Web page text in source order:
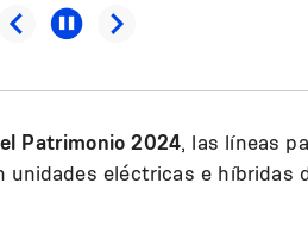
Patrimonio 2024, las líneas
eléctricas e híbridas